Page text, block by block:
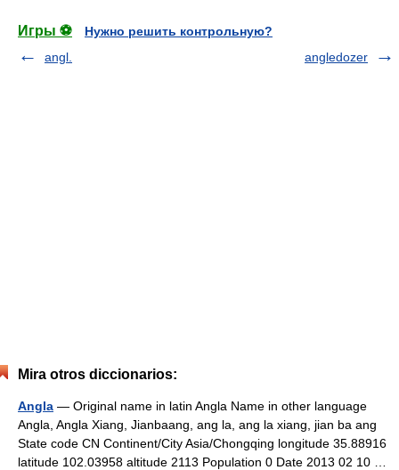
Игры ⚽
Нужно решить контрольную?
angl.
angledozer
Mira otros diccionarios:
Angla — Original name in latin Angla Name in other language
Angla, Angla Xiang, Jianbaang, ang la, ang la xiang, jian ba ang
State code CN Continent/City Asia/Chongqing longitude 35.88916
latitude 102.03958 altitude 2113 Population 0 Date 2013 02 10 …